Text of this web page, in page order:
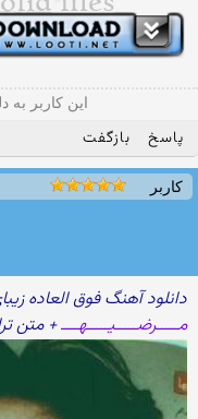
این کاربر
پاسخ بازگفت
کاربر
دانلود آهنگ فوق العاده
مـــــرضـــــیـــــهــــ+ متن